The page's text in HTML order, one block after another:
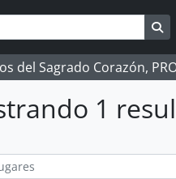
Sagrado Corazón,
1